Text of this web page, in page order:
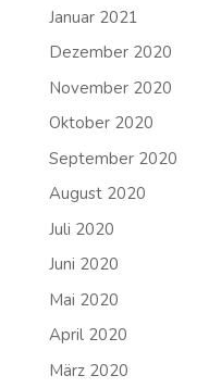
Januar 2021
Dezember 2020
November 2020
Oktober 2020
September 2020
August 2020
Juli 2020
Juni 2020
Mai 2020
April 2020
März 2020